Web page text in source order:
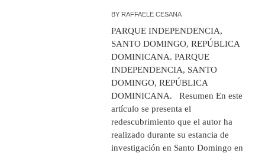
BY RAFFAELE CESANA
PARQUE INDEPENDENCIA,
SANTO DOMINGO, REPÚBLICA
DOMINICANA. PARQUE
INDEPENDENCIA, SANTO
DOMINGO, REPÚBLICA
DOMINICANA. Resumen En este
artículo se presenta el
redescubrimiento que el autor ha
realizado durante su estancia de
investigación en Santo Domingo en